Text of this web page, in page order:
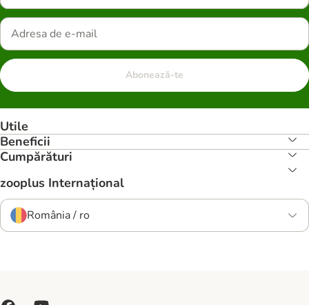
Abonează-te
Utile
Beneficii
Cumpărături
zooplus Internațional
România / ro